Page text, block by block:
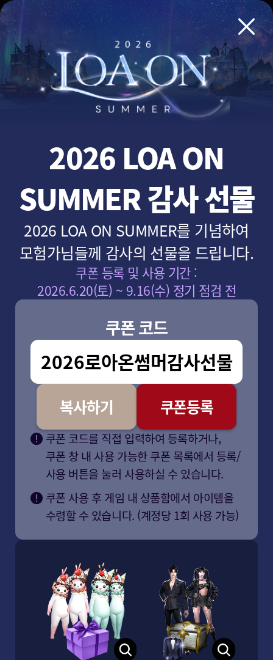
상
메
뉴
대
메
뉴
새소식 게임정보 가이드 미디어 거
벤
트
게임 가이드
거래소 경매장 쿠폰 등록
공지사항
8월 7일(금) 로스트아크 임시 점검 완료 안내
8월 7일(금) 로스트아크 임시 점검 안내
일부 캐릭터의 비정상 접속 종료 현상 안내
8월 6일(목) 로스트아크 임시 점검 완료 안내
업데이트 1/3
리샤의 편지
2026 LOA ON
SUMMER 감사 선물
2026 LOA ON SUMMER를 기념하여
모험가님들께 감사의 선물을 드립니다.
쿠폰 등록 및 사용 기간 :
2026.6.20(토) ~ 9.16(수) 정기 점검 전
쿠폰 코드
2026로아온썸머감사선물
복사하기 쿠폰등록
쿠폰 코드를 직접 입력하여 등록하거나,
쿠폰 창 내 사용 가능한 쿠폰 목록에서 등록/
사용 버튼을 눌러 사용하실 수 있습니다.
쿠폰 사용 후 게임 내 상품함에서 아이템을
수령할 수 있습니다. (계정당 1회 사용 가능)